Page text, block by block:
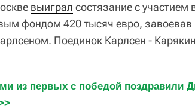
выиграл состязание с участием
фондом 420 тысяч евро, завоевав
Поединок Карлсен -
из первых с победой поздравили